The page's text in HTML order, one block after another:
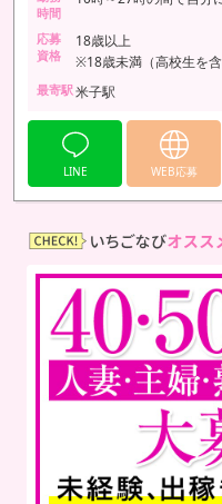
時間
応募
資格
18歳以上
※18歳未満（高校生を
最寄駅米子駅
LINE WEB応募